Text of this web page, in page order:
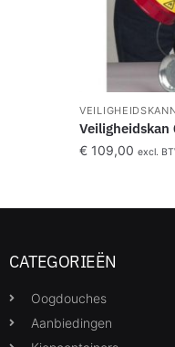
Veiligheidskan
€ 109,00 excl.
CATEGORIEËN
Oogdouches
Aanbiedingen